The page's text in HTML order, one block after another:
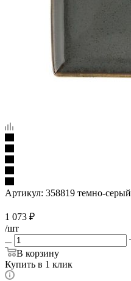
Артикул: 358819 темно-серый
1 073 ₽
/шт
В корзину
Купить в 1 клик